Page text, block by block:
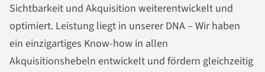
Sichtbarkeit und Akquisition weiterentwickelt und
optimiert. Leistung liegt in unserer DNA – Wir haben
ein einzigartiges Know-how in allen
Akquisitionshebeln entwickelt und fördern gleichzeitig